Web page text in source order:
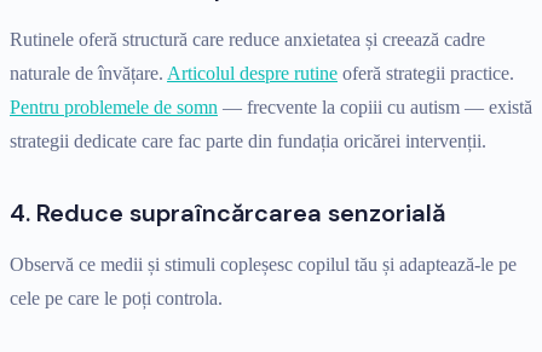
Rutinele oferă structură care reduce anxietatea și creează cadre
naturale de învățare. Articolul despre rutine oferă strategii practice.
Pentru problemele de somn — frecvente la copiii cu autism — există
strategii dedicate care fac parte din fundația oricărei intervenții.
4. Reduce supraîncărcarea senzorială
Observă ce medii și stimuli copleșesc copilul tău și adaptează-le pe
cele pe care le poți controla.